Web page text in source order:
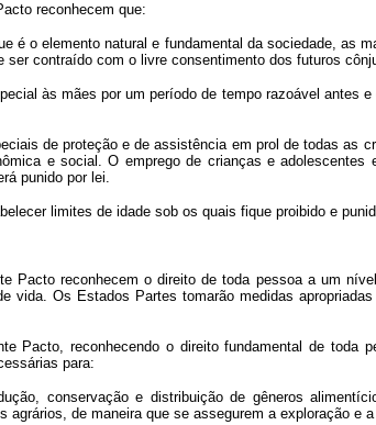
reconhecem que:
é o elemento natural e fundamental da sociedade, as
ser contraído com o livre consentimento dos futuros
às mães por um período de tempo razoável antes
de proteção e de assistência em prol de todas as
e social. O emprego de crianças e
punido por lei.
limites de idade sob os quais fique proibido e
Pacto reconhecem o direito de toda pessoa a um
vida. Os Estados Partes tomarão medidas
Pacto, reconhecendo o direito fundamental de toda
para:
conservação e distribuição de gêneros
agrários, de maneira que se assegurem a exploração e